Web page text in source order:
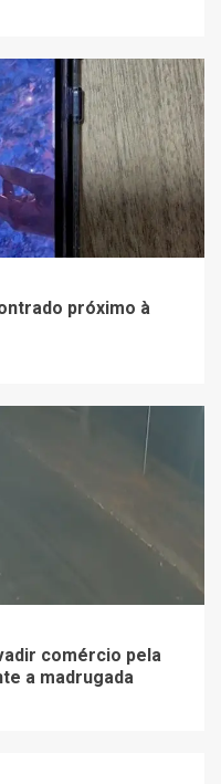
próximo à
comércio pela
a madrugada